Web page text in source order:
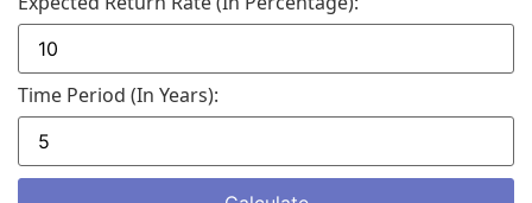
Time Period (in Years):